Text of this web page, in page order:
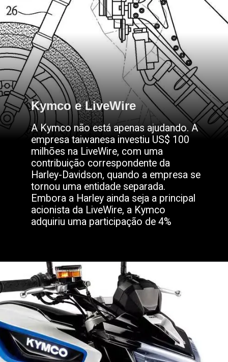
Kymco e LiveWire
Kymco e LiveWire
A Kymco não está apenas ajudando. A
empresa taiwanesa investiu US$ 100
milhões na LiveWire, com uma
contribuição correspondente da
Harley-Davidson, quando a empresa se
tornou uma entidade separada.
Embora a Harley ainda seja a principal
acionista da LiveWire, a Kymco
adquiriu uma participação de 4%